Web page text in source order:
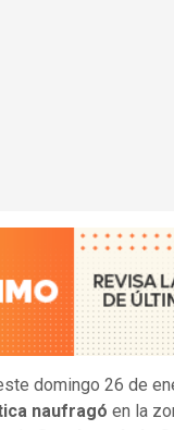
domingo 26 de
naufragó en la